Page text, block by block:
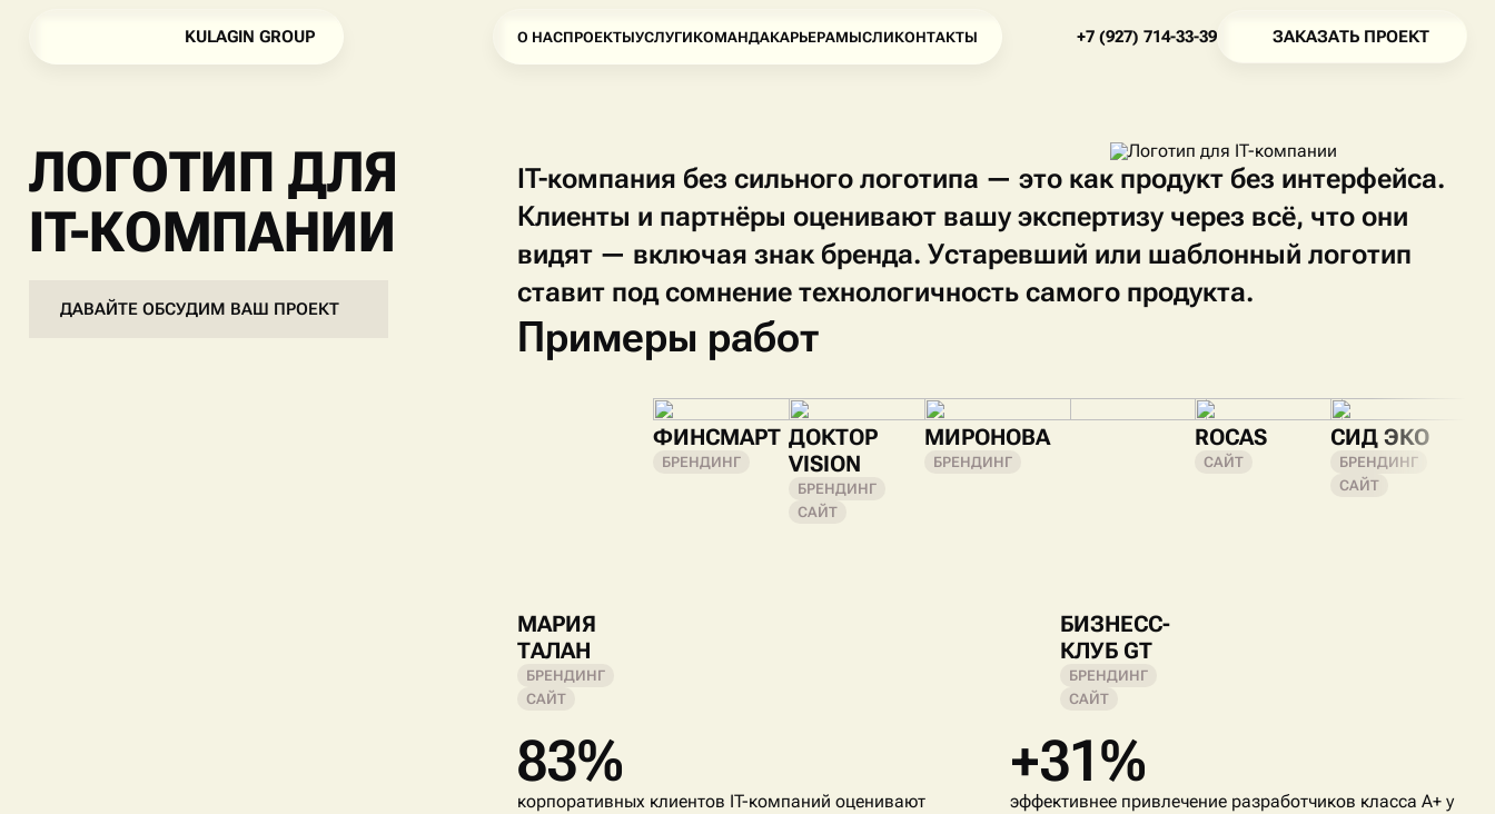
KULAGIN GROUP
О НАСПРОЕКТЫУСЛУГИКОМАНДАКАРЬЕРАМЫСЛИКОНТАКТЫ +7 (927) 714-33-39
ЗАКАЗАТЬ ПРОЕКТ
ЛОГОТИП ДЛЯ
IT-КОМПАНИИ
ДАВАЙТЕ ОБСУДИМ ВАШ ПРОЕКТ
IT-компания без сильного логотипа — это как продукт без интерфейса.
Клиенты и партнёры оценивают вашу экспертизу через всё, что они
видят — включая знак бренда. Устаревший или шаблонный логотип
ставит под сомнение технологичность самого продукта.
Примеры работ
МАРИЯ
ТАЛАН
БРЕНДИНГ
САЙТ
ФИНСМАРТ
БРЕНДИНГ
ДОКТОР
VISION
БРЕНДИНГ
САЙТ
МИРОНОВА
БРЕНДИНГ
БИЗНЕСС-
КЛУБ GT
БРЕНДИНГ
САЙТ
ROCAS
САЙТ
СИД ЭКО
БРЕНДИНГ
САЙТ
83%
корпоративных клиентов IT-компаний оценивают
+31%
эффективнее привлечение разработчиков класса A+ у